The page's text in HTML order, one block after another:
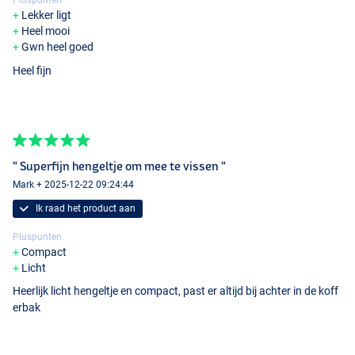
Ultimate Brass Dropshot Weight
- Dropshot gewicht
- Materiaal: koper
- 3 stuks per verpakking
- Staafvormig
- Koper i.p.v. lood en dus milieuvriendelijker
Ultimate Dropshot Rigs
- 10 stuks per verpakking
- Lengte: 150cm
- Haakmaat: 4
- Diameter: 0,20mm
- Hoge trekkracht
- Dropshot haken
- 10 stuks per verpakking
Lekker ligt
Heel mooi
Gwn heel goed
Heel fijn
" Superfijn hengeltje om mee te vissen "
Mark + 2025-12-22 09:24:44
Ik raad het product aan
Pluspunten
Compact
Licht
Heerlijk licht hengeltje en compact, past er altijd bij achter in de koff
erbak